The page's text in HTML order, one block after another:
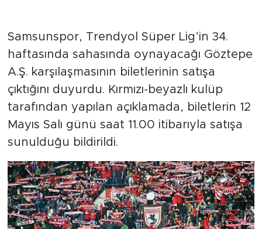
Samsunspor, Trendyol Süper Lig’in 34.
haftasında sahasında oynayacağı Göztepe
A.Ş. karşılaşmasının biletlerinin satışa
çıktığını duyurdu. Kırmızı-beyazlı kulüp
tarafından yapılan açıklamada, biletlerin 12
Mayıs Salı günü saat 11.00 itibarıyla satışa
sunulduğu bildirildi.